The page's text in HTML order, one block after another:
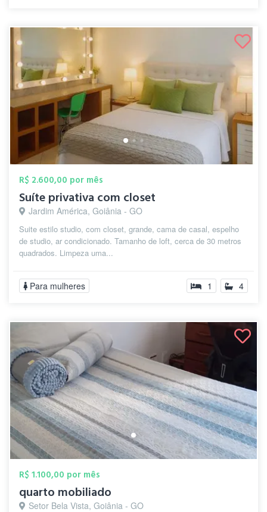
R$ 2.600,00 por mês
Suíte privativa com closet
Jardim América, Goiânia - GO
Suite estilo studio, com closet, grande, cama de casal, espelho
de studio, ar condicionado. Tamanho de loft, cerca de 30 metros
quadrados. Limpeza uma...
Para mulheres 1 4
R$ 1.100,00 por mês
quarto mobiliado
Setor Bela Vista, Goiânia - GO